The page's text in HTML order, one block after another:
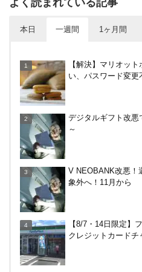
よく読まれている記事
本日 一週間 1ヶ月間
上げる鍵になる！
メリットまとめ
型）を3ヶ月使って
～
たる抽選キャンペ
【解決】マリオッ
い、パスワード変更
デジタルギフト改悪
～
V NEOBANK改悪！
象外へ！11月から
【8/7・14日限定】
クレジットカードチ